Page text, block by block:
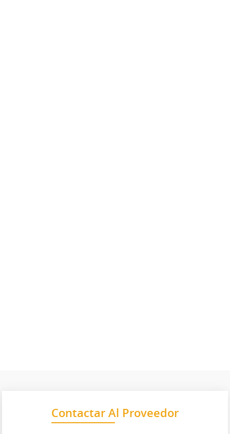
Contactar Al Proveedor